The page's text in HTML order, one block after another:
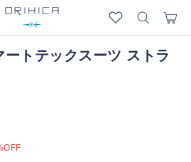
ートテックスーツ ストラ